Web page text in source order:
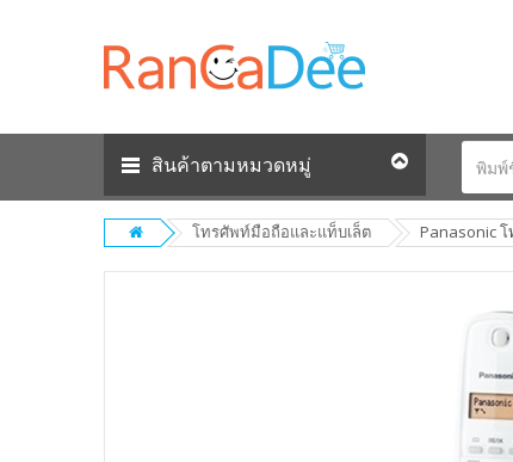
สินค้าตามหมวดหมู่
โทรศัพท์มือถือและแท็บเล็ต Panasonic โ